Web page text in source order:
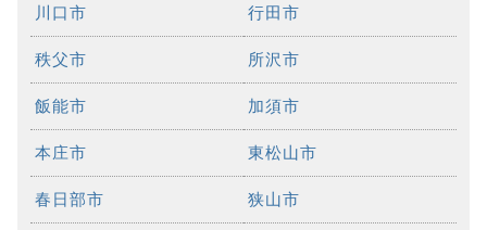
川口市 行田市
秩父市 所沢市
飯能市 加須市
本庄市 東松山市
春日部市 狭山市